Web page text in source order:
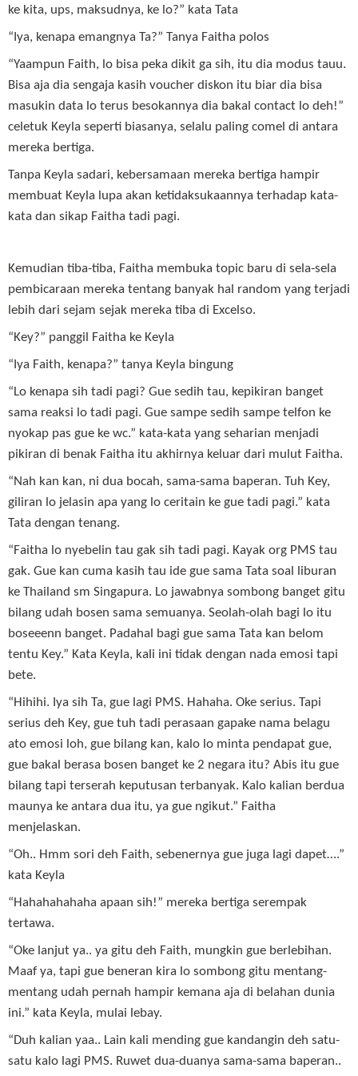
ke kita, ups, maksudnya, ke lo?” kata Tata
“Iya, kenapa emangnya Ta?” Tanya Faitha polos
“Yaampun Faith, lo bisa peka dikit ga sih, itu dia modus tauu.
Bisa aja dia sengaja kasih voucher diskon itu biar dia bisa
masukin data lo terus besokannya dia bakal contact lo deh!”
celetuk Keyla seperti biasanya, selalu paling comel di antara
mereka bertiga.
Tanpa Keyla sadari, kebersamaan mereka bertiga hampir
membuat Keyla lupa akan ketidaksukaannya terhadap kata-
kata dan sikap Faitha tadi pagi.
Kemudian tiba-tiba, Faitha membuka topic baru di sela-sela
pembicaraan mereka tentang banyak hal random yang terjadi
lebih dari sejam sejak mereka tiba di Excelso.
“Key?” panggil Faitha ke Keyla
“Iya Faith, kenapa?” tanya Keyla bingung
“Lo kenapa sih tadi pagi? Gue sedih tau, kepikiran banget
sama reaksi lo tadi pagi. Gue sampe sedih sampe telfon ke
nyokap pas gue ke wc.” kata-kata yang seharian menjadi
pikiran di benak Faitha itu akhirnya keluar dari mulut Faitha.
“Nah kan kan, ni dua bocah, sama-sama baperan. Tuh Key,
giliran lo jelasin apa yang lo ceritain ke gue tadi pagi.” kata
Tata dengan tenang.
“Faitha lo nyebelin tau gak sih tadi pagi. Kayak org PMS tau
gak. Gue kan cuma kasih tau ide gue sama Tata soal liburan
ke Thailand sm Singapura. Lo jawabnya sombong banget gitu
bilang udah bosen sama semuanya. Seolah-olah bagi lo itu
boseeenn banget. Padahal bagi gue sama Tata kan belom
tentu Key.” Kata Keyla, kali ini tidak dengan nada emosi tapi
bete.
“Hihihi. Iya sih Ta, gue lagi PMS. Hahaha. Oke serius. Tapi
serius deh Key, gue tuh tadi perasaan gapake nama belagu
ato emosi loh, gue bilang kan, kalo lo minta pendapat gue,
gue bakal berasa bosen banget ke 2 negara itu? Abis itu gue
bilang tapi terserah keputusan terbanyak. Kalo kalian berdua
maunya ke antara dua itu, ya gue ngikut.” Faitha
menjelaskan.
“Oh.. Hmm sori deh Faith, sebenernya gue juga lagi dapet….”
kata Keyla
“Hahahahahaha apaan sih!” mereka bertiga serempak
tertawa.
“Oke lanjut ya.. ya gitu deh Faith, mungkin gue berlebihan.
Maaf ya, tapi gue beneran kira lo sombong gitu mentang-
mentang udah pernah hampir kemana aja di belahan dunia
ini.” kata Keyla, mulai lebay.
“Duh kalian yaa.. Lain kali mending gue kandangin deh satu-
satu kalo lagi PMS. Ruwet dua-duanya sama-sama baperan..